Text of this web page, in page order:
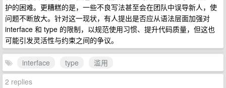
护的困难。更糟糕的是，一些不良写法甚至会在团队中误导新人，使
问题不断放大。针对这一现状，有人提出是否应从语法层面加强对
interface 和 type 的限制，以规范使用习惯、提升代码质量，但这也
可能引发灵活性与约束之间的争议。
interface type
滥用
2 replies